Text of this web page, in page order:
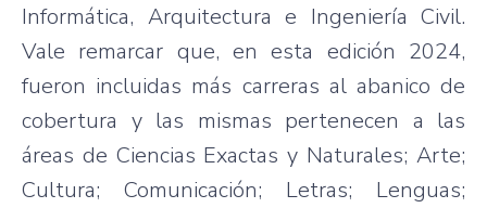
Informática, Arquitectura e Ingeniería Civil.
Vale remarcar que, en esta edición 2024,
fueron incluidas más carreras al abanico de
cobertura y las mismas pertenecen a las
áreas de Ciencias Exactas y Naturales; Arte;
Cultura; Comunicación; Letras; Lenguas;